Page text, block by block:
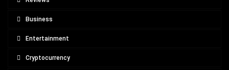
Business
Entertainment
Cryptocurrency